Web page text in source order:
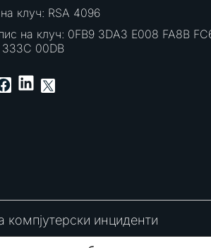
клуч: RSA 4096
на клуч: 0FB9 3DA3 E008 FA8B
333C 00DB
LinkedIn
X
инциденти